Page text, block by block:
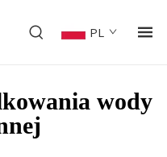
PL
wody